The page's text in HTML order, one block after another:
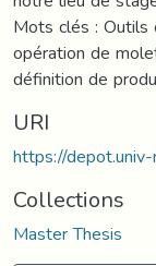
Mots clés : Outils
opération de
définition de
URI
https://
Collections
Master Thesis